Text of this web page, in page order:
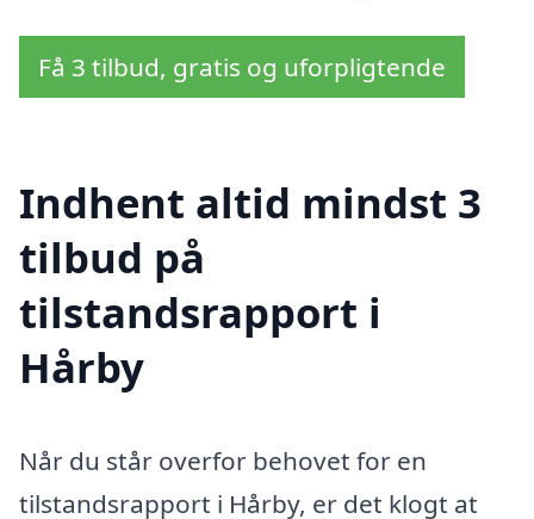
Få 3 tilbud, gratis og uforpligtende
Indhent altid mindst 3
tilbud på
tilstandsrapport i
Hårby
Når du står overfor behovet for en
tilstandsrapport i Hårby, er det klogt at